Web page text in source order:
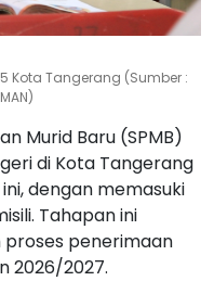
Kota Tangerang (Sumber :
Murid Baru (SPMB)
di Kota Tangerang
dengan memasuki
Tahapan ini
penerimaan
2026/2027.